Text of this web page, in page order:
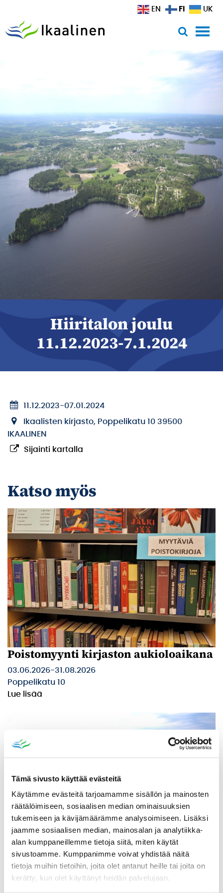
Tämä sivusto käyttää evästeitä
Käytämme evästeitä tarjoamamme sisällön ja mainosten
räätälöimiseen, sosiaalisen median ominaisuuksien
tukemiseen ja kävijämäärämme analysoimiseen. Lisäksi
jaamme sosiaalisen median, mainosalan ja analytiikka-
alan kumppaneillemme tietoja siitä, miten käytät
sivustoamme. Kumppanimme voivat yhdistää näitä
tietoja muihin tietoihin, joita olet antanut heille tai joita on
kerätty, kun olet käyttänyt heidän palvelujaan.
Hiiritalon joulu
11.12.2023-7.1.2024
11.12.2023-07.01.2024
Ikaalisten kirjasto, Poppelikatu 10 39500
IKAALINEN
Sijainti kartalla
Katso myös
Poistomyynti kirjaston aukioloaikana
03.06.2026-31.08.2026
Poppelikatu 10
Lue lisää
Ikaalisten Nykymarttojen puuropäivä
Olkkarilla
EN FI UK